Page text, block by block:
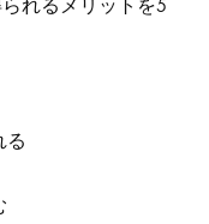
れるメリットを5
る